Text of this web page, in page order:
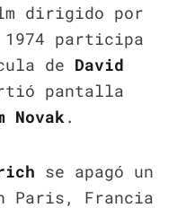
dirigido por
participa
de David
pantalla
Novak.
se apagó un
Paris, Francia